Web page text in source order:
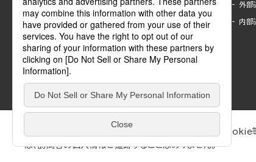
グラビア・写真
モーター誌
SPECIAL
Sublicense
公式SNSアカウ
ント
作家一覧
Keyword list
Author list
外部
内部
ぶんか社が運営するサイトでは、利便性向上のために
は、訪問者の個人情報を追跡することはありません。